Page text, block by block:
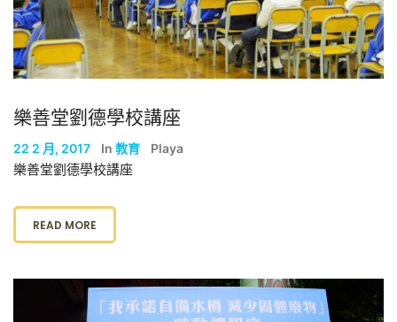
樂善堂劉德學校講座
22 2 月, 2017 In 教育 Playa
樂善堂劉德學校講座
READ MORE